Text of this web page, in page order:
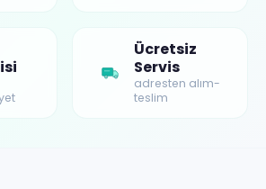
Ücretsiz
Servis
adresten alım-
teslim